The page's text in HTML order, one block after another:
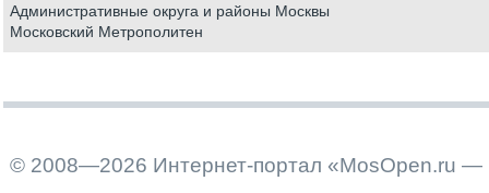
Административные округа и районы Москвы
Московский Метрополитен
© 2008—2026 Интернет-портал «MosOpen.ru —